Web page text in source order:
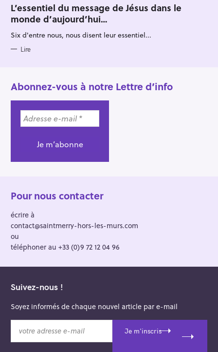
T
E
G
O
I
S
L’essentiel du message de Jésus dans le
monde d’aujourd’hui…
Six d'entre nous, nous disent leur essentiel...
Lire
Abonnez-vous à notre Lettre d’info
Pour nous contacter
écrire à
contact@saintmerry-hors-les-murs.com
ou
téléphoner au +33 (0)9 72 12 04 96
Suivez-nous !
Soyez informés de chaque nouvel article par e-mail
Je m'inscris